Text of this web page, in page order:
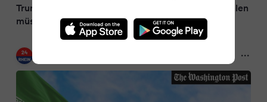
Trump droht Iran: "Jetzt werden sie den Preis zahlen
müssen"